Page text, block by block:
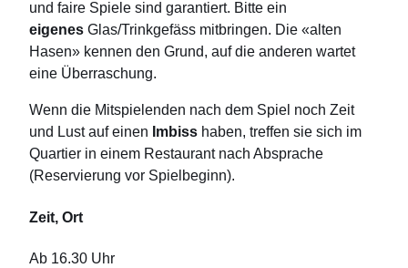
und faire Spiele sind garantiert. Bitte ein
eigenes Glas/Trinkgefäss mitbringen. Die «alten
Hasen» kennen den Grund, auf die anderen wartet
eine Überraschung.
Wenn die Mitspielenden nach dem Spiel noch Zeit
und Lust auf einen Imbiss haben, treffen sie sich im
Quartier in einem Restaurant nach Absprache
(Reservierung vor Spielbeginn).
Zeit, Ort
Ab 16.30 Uhr